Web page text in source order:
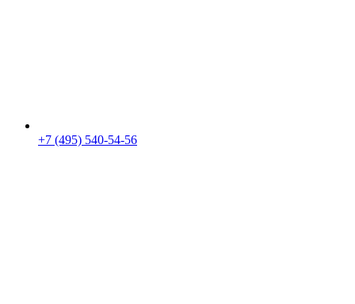
+7 (495) 540-54-56